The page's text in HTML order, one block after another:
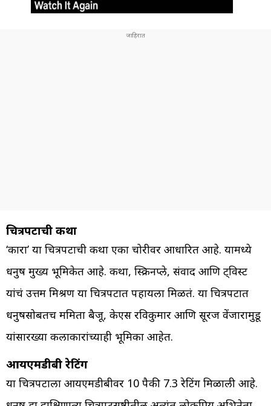
चित्रपटाची कथा
‘कारा’ या चित्रपटाची कथा एका चोरीवर आधारित आहे. यामध्ये
धनुष मुख्य भूमिकेत आहे. कथा, स्क्रिनप्ले, संवाद आणि ट्विस्ट
यांचं उत्तम मिश्रण या चित्रपटात पहायला मिळतं. या चित्रपटात
धनुषसोबतच ममिता बैजू, केएस रविकुमार आणि सूरज वेंजारामुडू
यांसारख्या कलाकारांच्याही भूमिका आहेत.
आयएमडीबी रेटिंग
या चित्रपटाला आयएमडीबीवर 10 पैकी 7.3 रेटिंग मिळाली आहे.